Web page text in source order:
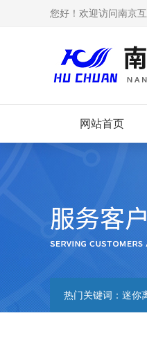
您好！欢迎访问南京
网站首页
热门关键词： 迷你